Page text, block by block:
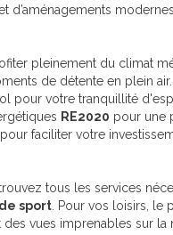
d’aménagements
pleinement du climat
de détente en plein air.
pour votre tranquillité
RE2020 pour une
pour faciliter votre
tous les services
sport . Pour vos loisirs,
vues imprenables sur la